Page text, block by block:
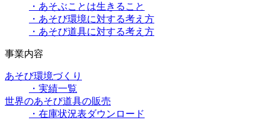
・あそぶことは生きること
・あそび環境に対する考え方
・あそび道具に対する考え方
事業内容
あそび環境づくり
・実績一覧
世界のあそび道具の販売
・在庫状況表ダウンロード